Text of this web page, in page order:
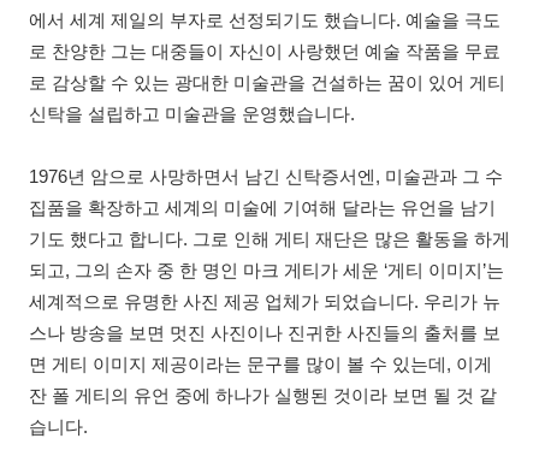
에서 세계 제일의 부자로 선정되기도 했습니다. 예술을 극도
로 찬양한 그는 대중들이 자신이 사랑했던 예술 작품을 무료
로 감상할 수 있는 광대한 미술관을 건설하는 꿈이 있어 게티
신탁을 설립하고 미술관을 운영했습니다.
1976년 암으로 사망하면서 남긴 신탁증서엔, 미술관과 그 수
집품을 확장하고 세계의 미술에 기여해 달라는 유언을 남기
기도 했다고 합니다. 그로 인해 게티 재단은 많은 활동을 하게
되고, 그의 손자 중 한 명인 마크 게티가 세운 ‘게티 이미지’는
세계적으로 유명한 사진 제공 업체가 되었습니다. 우리가 뉴
스나 방송을 보면 멋진 사진이나 진귀한 사진들의 출처를 보
면 게티 이미지 제공이라는 문구를 많이 볼 수 있는데, 이게
잔 폴 게티의 유언 중에 하나가 실행된 것이라 보면 될 것 같
습니다.